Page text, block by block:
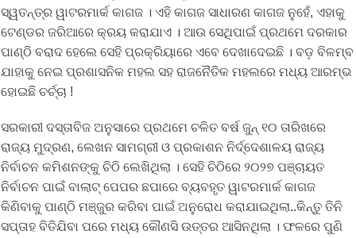
ସ୍ୱତନ୍ତ୍ର ୱାଟରମାର୍କ କାଗଜ । ଏହି କାଗଜ ସାଧାରଣ କାଗଜ ନୁହେଁ, ଏହାକୁ
ଟେଣ୍ଡର ଜରିଆରେ କ୍ରୟ କରାଯାଏ । ଆଉ ସେଥିପାଇଁ ପ୍ରଥମେ ଦରକାର
ପାଣ୍ଠି ବରାଦ ହେଲେ ସେହି ପ୍ରକ୍ରିୟାରେ ଏବେ ଦେଖାଦେଇଛି । ବଡ଼ ବିଳମ୍ବ
ଯାହାକୁ ନେଇ ପ୍ରଶାସନିକ ମହଲ ସହ ରାଜନୈତିକ ମହଲରେ ମଧ୍ୟ ଆରମ୍ଭ
ହୋଇଛି ଚର୍ଚ୍ଚା !
ସରକାରୀ ଦସ୍ତାବିଜ ଅନୁସାରେ ପ୍ରଥମେ ଚଳିତ ବର୍ଷ ଜୁନ୍ ୧୦ ତାରିଖରେ
ରାଜ୍ୟ ମୁଦ୍ରଣ, ଲେଖନ ସାମଗ୍ରୀ ଓ ପ୍ରକାଶନ ନିର୍ଦ୍ଦେଶାଳୟ ରାଜ୍ୟ
ନିର୍ବାଚନ କମିଶନଙ୍କୁ ଚିଠି ଲେଖିଥିଲା । ସେହି ଚିଠିରେ ୨୦୨୭ ପଞ୍ଚାୟତ
ନିର୍ବାଚନ ପାଇଁ ବାଲାଟ୍ ପେପର ଛପାରେ ବ୍ୟବହୃତ ୱାଟରମାର୍କ କାଗଜ
କିଣିବାକୁ ପାଣ୍ଠି ମଞ୍ଜୁର କରିବା ପାଇଁ ଅନୁରୋଧ କରାଯାଇଥିଲା..କିନ୍ତୁ ତିନି
ସପ୍ତାହ ବିତିଯିବା ପରେ ମଧ୍ୟ କୌଣସି ଉତ୍ତର ଆସିନଥିଲା । ଫଳରେ ପୁଣି